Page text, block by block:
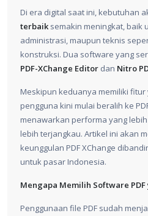
Di era digital saat ini, kebutuhan
terbaik semakin meningkat, baik
administrasi, maupun teknis
konstruksi. Dua software yang
PDF-XChange Editor dan Nitro
Meskipun keduanya memiliki
pengguna kini mulai beralih ke
menawarkan performa yang
lebih terjangkau. Artikel ini akan
keunggulan PDF XChange
untuk pasar Indonesia.
Mengapa Memilih Software
Penggunaan file PDF sudah